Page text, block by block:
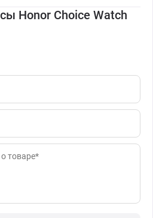
Honor Choice Watch